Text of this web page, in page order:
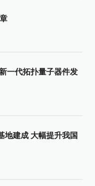
一代拓扑量子器件发
地建成 大幅提升我国